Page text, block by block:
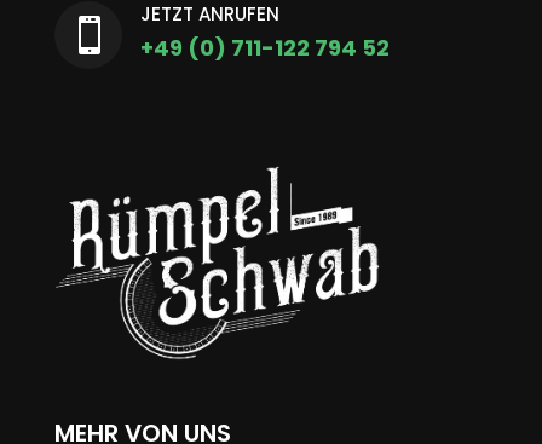

JETZT ANRUFEN
+49 (0) 711-122 794 52
MEHR VON UNS